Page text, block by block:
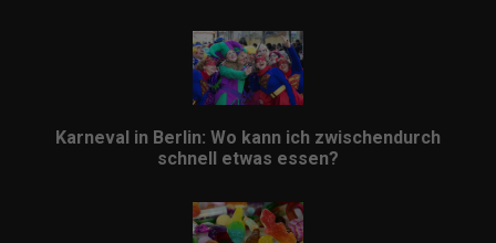
Karneval in Berlin: Wo kann ich zwischendurch
schnell etwas essen?